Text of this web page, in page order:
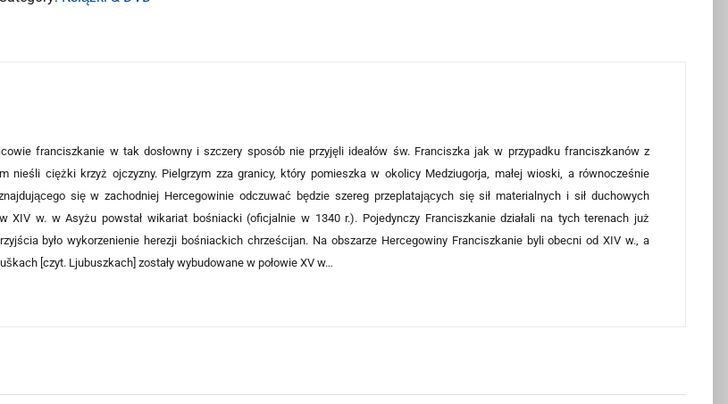
franciszkanie w tak dosłowny i szczery sposób nie przyjęli ideałów św. Franciszka jak w przypadku franciszkanów z
nieśli ciężki krzyż ojczyzny. Pielgrzym zza granicy, który pomieszka w okolicy Medziugorja, małej wioski, a równocześnie
się w zachodniej Hercegowinie odczuwać będzie szereg przeplatających się sił materialnych i sił duchowych
XIV w. w Asyżu powstał wikariat bośniacki (oficjalnie w 1340 r.). Pojedynczy Franciszkanie działali na tych terenach już
było wykorzenienie herezji bośniackich chrześcijan. Na obszarze Hercegowiny Franciszkanie byli obecni od XIV w., a
[czyt. Ljubuszkach] zostały wybudowane w połowie XV w…